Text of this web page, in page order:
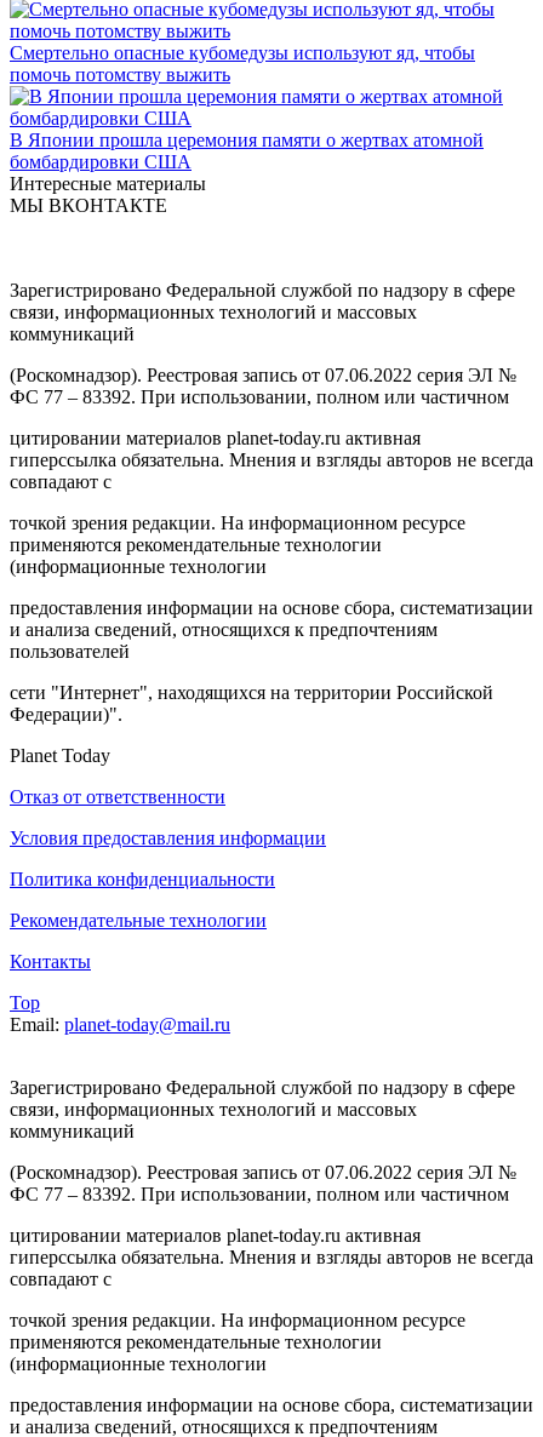
Смертельно опасные кубомедузы используют яд, чтобы
помочь потомству выжить
В Японии прошла церемония памяти о жертвах атомной
бомбардировки США
Интересные материалы
МЫ ВКОНТАКТЕ
Зарегистрировано Федеральной службой по надзору в сфере
связи, информационных технологий и массовых
коммуникаций
(Роскомнадзор). Реестровая запись от 07.06.2022 серия ЭЛ №
ФС 77 – 83392. При использовании, полном или частичном
цитировании материалов planet-today.ru активная
гиперссылка обязательна. Мнения и взгляды авторов не всегда
совпадают с
точкой зрения редакции. На информационном ресурсе
применяются рекомендательные технологии
(информационные технологии
предоставления информации на основе сбора, систематизации
и анализа сведений, относящихся к предпочтениям
пользователей
сети "Интернет", находящихся на территории Российской
Федерации)".
Planet Today
Отказ от ответственности
Условия предоставления информации
Политика конфиденциальности
Рекомендательные технологии
Контакты
Top
Email: planet-today@mail.ru
Зарегистрировано Федеральной службой по надзору в сфере
связи, информационных технологий и массовых
коммуникаций
(Роскомнадзор). Реестровая запись от 07.06.2022 серия ЭЛ №
ФС 77 – 83392. При использовании, полном или частичном
цитировании материалов planet-today.ru активная
гиперссылка обязательна. Мнения и взгляды авторов не всегда
совпадают с
точкой зрения редакции. На информационном ресурсе
применяются рекомендательные технологии
(информационные технологии
предоставления информации на основе сбора, систематизации
и анализа сведений, относящихся к предпочтениям